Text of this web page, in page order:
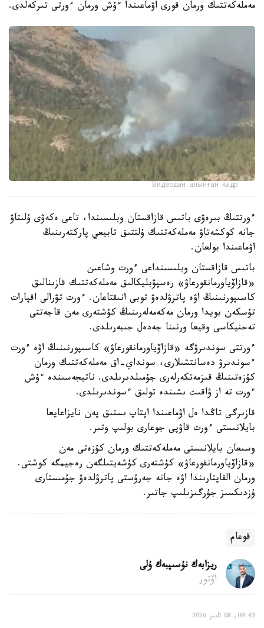
مەملەكەتتىك ورمان قورى اۋماعىندا ءۇش ورمان ءورتى تىركەلدى.
Видеодан алынған кадр
ءورتتىڭ بىرەۋى باتىس قازاقستان وبلىسىندا، تاعى ەكەۋى ۇلىتاۋ
جانە كوكشەتاۋ مەملەكەتتىك ۇلتتىق تابيعي پاركتەرىنىڭ
اۋماعىندا بولعان.
باتىس قازاقستان وبلىسىنداعى ءورت وشاعىن
«قازاۆياورمانقورعاۋ» رەسپۋبليكالىق مەملەكەتتىك قازىنالىق
كاسىپورنىنىڭ اۋە پاترۋلدەۋ توبى انىقتاعان. ءورت تۋرالى اقپارات
تۇسكەن بويدا ورمان مەكەمەلەرىنىڭ كۇشتەرى مەن قاجەتتى
تەحنيكاسى وقيعا ورنىنا جەدەل جىبەرىلدى.
ءورتتى سوندىرۋگە «قازاۆياورمانقورعاۋ» كاسىپورنىنىڭ اۋە ءورت
ءسوندىرۋ دەسانتشىلارى، سونداي-اق مەملەكەتتىك ورمان
كۇزەتىنىڭ قىزمەتكەرلەرى جۇمىلدىرىلدى. ناتيجەسىندە ءۇش
ءورت تە از ۋاقىت ىشىندە تولىق ءسوندىرىلدى.
قازىرگى تاڭدا ەل اۋماعىندا اپتاپ ىستىق پەن نايزاعايعا
بايلانىستى ءورت قاۋپى جوعارى بولىپ وتىر.
وسىعان بايلانىستى مەملەكەتتىك ورمان كۇزەتى مەن
«قازاۆياورمانقورعاۋ» كۇشتەرى كۇشەيتىلگەن رەجيمگە كوشتى.
ورمان القاپتارىندا اۋە جانە جەرۇستى پاترۋلدەۋ جۇمىستارى
ۇزدىكسىز جۇرگىزىلىپ جاتىر.
قوعام
ريزابەك نۇسىپبەك ۇلى
اۆتور
09:43, 08 تامىز 2026